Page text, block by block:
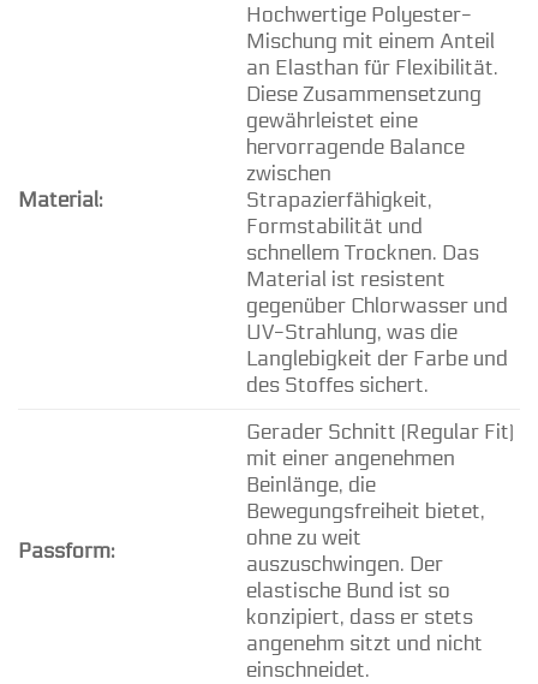
Material:
Hochwertige Polyester-
Mischung mit einem Anteil
an Elasthan für Flexibilität.
Diese Zusammensetzung
gewährleistet eine
hervorragende Balance
zwischen
Strapazierfähigkeit,
Formstabilität und
schnellem Trocknen. Das
Material ist resistent
gegenüber Chlorwasser und
UV-Strahlung, was die
Langlebigkeit der Farbe und
des Stoffes sichert.
Passform:
Gerader Schnitt (Regular Fit)
mit einer angenehmen
Beinlänge, die
Bewegungsfreiheit bietet,
ohne zu weit
auszuschwingen. Der
elastische Bund ist so
konzipiert, dass er stets
angenehm sitzt und nicht
einschneidet.